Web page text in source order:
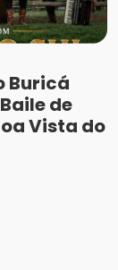
Buricá
de
Vista do